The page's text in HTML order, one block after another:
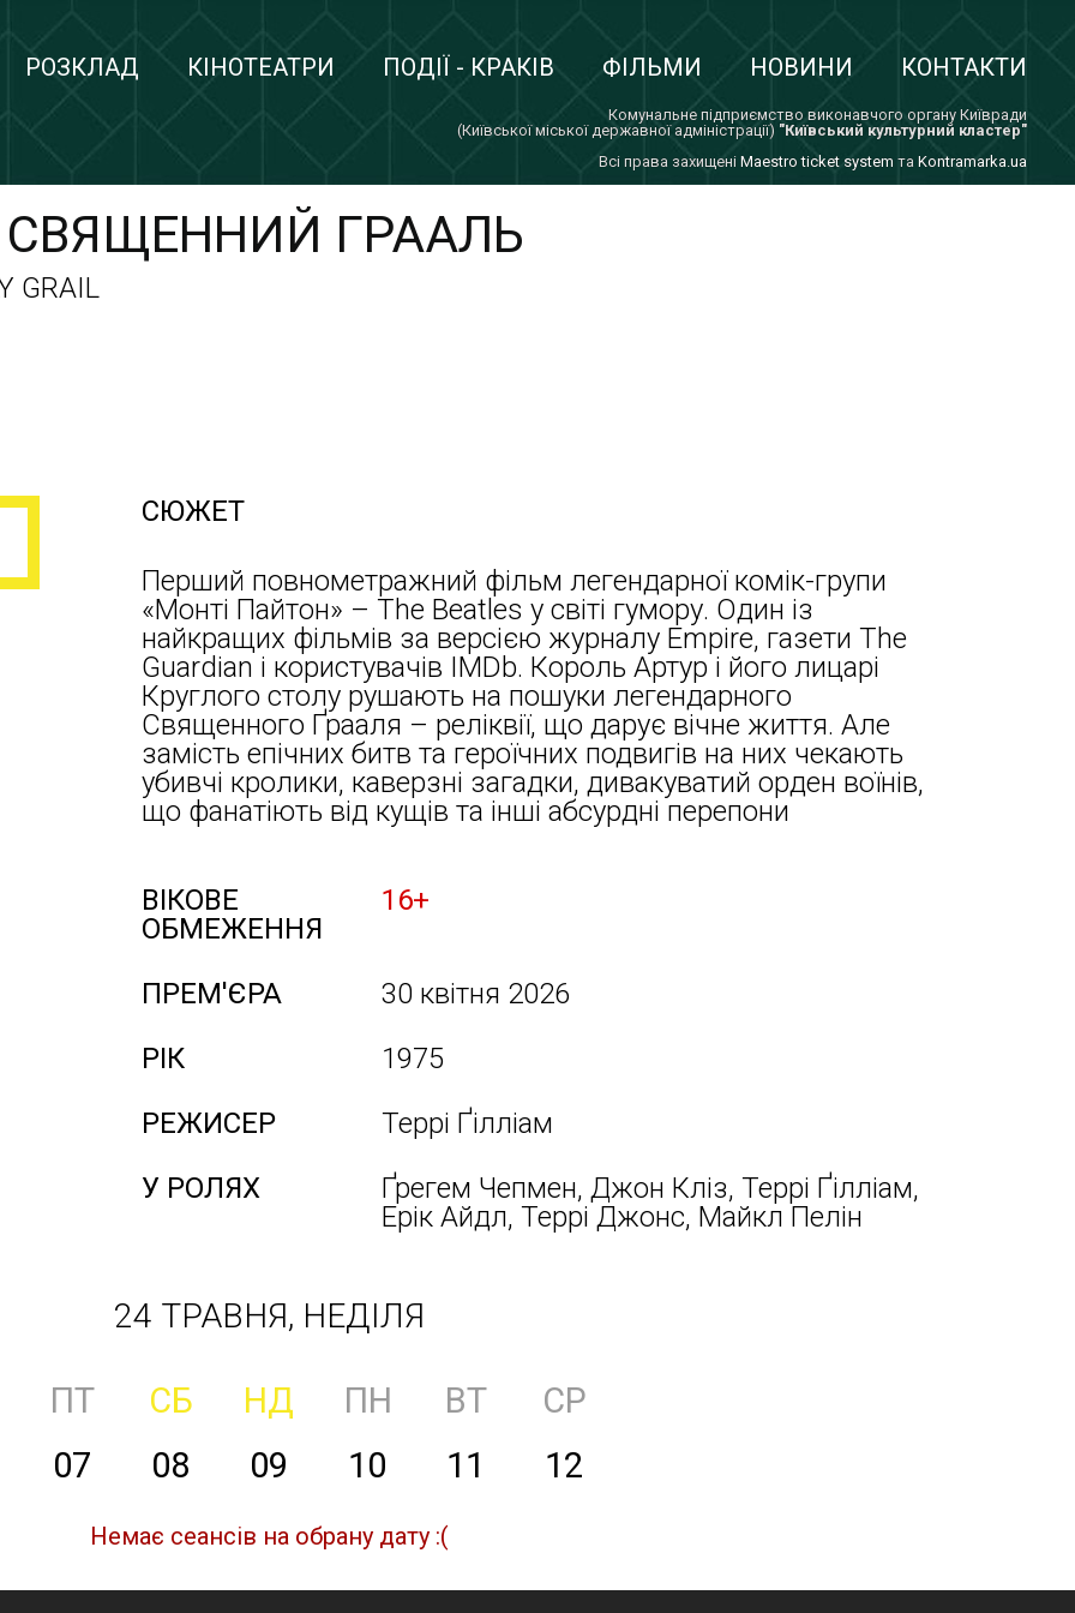
РОЗКЛАД КІНОТЕАТРИ ПОДІЇ - КРАКІВ ФІЛЬМИ НОВИНИ КОНТАКТИ
Комунальне підприємство виконавчого органу Київради
(Київської міської державної адміністрації) "Київський культурний кластер"
Всi права захищенi Maestro ticket system та Kontramarka.ua
ГРААЛЬ
GRAIL
СЮЖЕТ
Перший повнометражний фільм легендарної комік-групи
«Монті Пайтон» – The Beatles у світі гумору. Один із
найкращих фільмів за версією журналу Empire, газети The
Guardian і користувачів IMDb. Король Артур і його лицарі
Круглого столу рушають на пошуки легендарного
Священного Ґрааля – реліквії, що дарує вічне життя. Але
замість епічних битв та героїчних подвигів на них чекають
убивчі кролики, каверзні загадки, дивакуватий орден воїнів,
що фанатіють від кущів та інші абсурдні перепони
ВІКОВЕ
ОБМЕЖЕННЯ
16+
ПРЕМ'ЄРА
30 квітня 2026
РІК
1975
РЕЖИСЕР
Террі Ґілліам
У РОЛЯХ
Ґрегем Чепмен, Джон Кліз, Террі Ґілліам,
Ерік Айдл, Террі Джонс, Майкл Пелін
24 ТРАВНЯ, НЕДІЛЯ
ПТ СБ НД ПН ВТ
СР
07 08 09 10 11 12
Немає сеансів на обрану дату :(